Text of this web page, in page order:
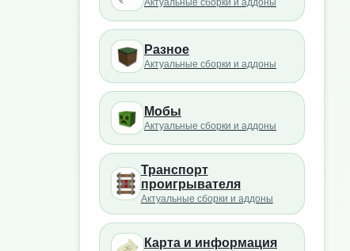
Актуальные сборки и аддоны
Разное
Актуальные сборки и аддоны
Мобы
Актуальные сборки и аддоны
Транспорт
проигрывателя
Актуальные сборки и аддоны
Карта и информация